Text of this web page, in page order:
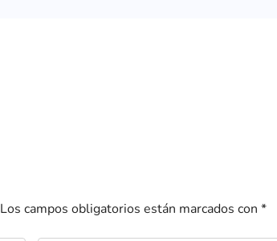
Los campos obligatorios están marcados con *